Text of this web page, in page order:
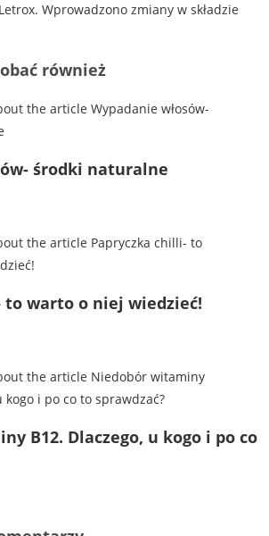
Wprowadzono zmiany w składzie
również
środki naturalne
to warto o niej wiedzieć!
B12. Dlaczego, u kogo i po co